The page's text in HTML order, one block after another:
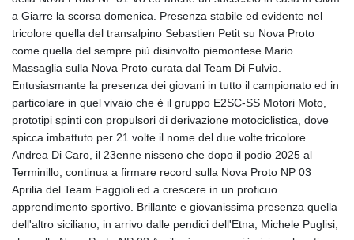
a Giarre la scorsa domenica. Presenza stabile ed evidente nel
tricolore quella del transalpino Sebastien Petit su Nova Proto
come quella del sempre più disinvolto piemontese Mario
Massaglia sulla Nova Proto curata dal Team Di Fulvio.
Entusiasmante la presenza dei giovani in tutto il campionato ed in
particolare in quel vivaio che è il gruppo E2SC-SS Motori Moto,
prototipi spinti con propulsori di derivazione motociclistica, dove
spicca imbattuto per 21 volte il nome del due volte tricolore
Andrea Di Caro, il 23enne nisseno che dopo il podio 2025 al
Terminillo, continua a firmare record sulla Nova Proto NP 03
Aprilia del Team Faggioli ed a crescere in un proficuo
apprendimento sportivo. Brillante e giovanissima presenza quella
dell'altro siciliano, in arrivo dalle pendici dell'Etna, Michele Puglisi,